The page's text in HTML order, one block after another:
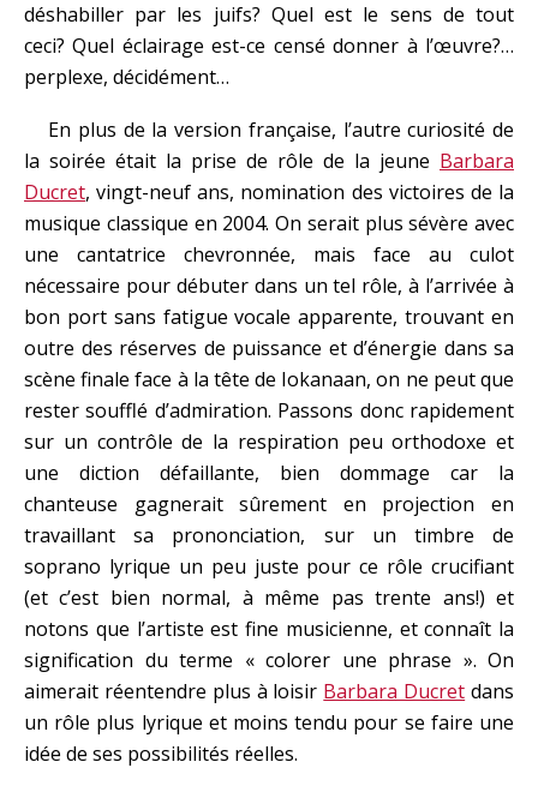
déshabiller par les juifs? Quel est le sens de tout
ceci? Quel éclairage est-ce censé donner à l’œuvre?…
perplexe, décidément…
En plus de la version française, l’autre curiosité de
la soirée était la prise de rôle de la jeune Barbara
Ducret, vingt-neuf ans, nomination des victoires de la
musique classique en 2004. On serait plus sévère avec
une cantatrice chevronnée, mais face au culot
nécessaire pour débuter dans un tel rôle, à l’arrivée à
bon port sans fatigue vocale apparente, trouvant en
outre des réserves de puissance et d’énergie dans sa
scène finale face à la tête de Iokanaan, on ne peut que
rester soufflé d’admiration. Passons donc rapidement
sur un contrôle de la respiration peu orthodoxe et
une diction défaillante, bien dommage car la
chanteuse gagnerait sûrement en projection en
travaillant sa prononciation, sur un timbre de
soprano lyrique un peu juste pour ce rôle crucifiant
(et c’est bien normal, à même pas trente ans!) et
notons que l’artiste est fine musicienne, et connaît la
signification du terme « colorer une phrase ». On
aimerait réentendre plus à loisir Barbara Ducret dans
un rôle plus lyrique et moins tendu pour se faire une
idée de ses possibilités réelles.